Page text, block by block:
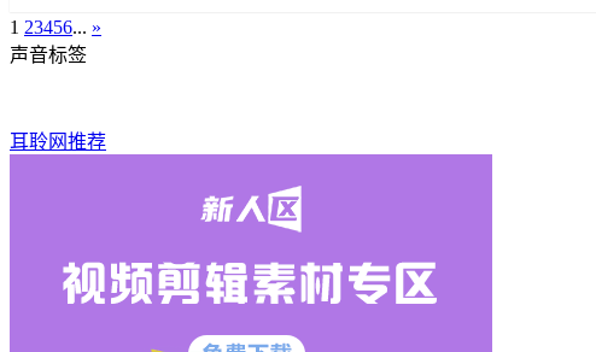
1 23456... »
声音标签
耳聆网推荐